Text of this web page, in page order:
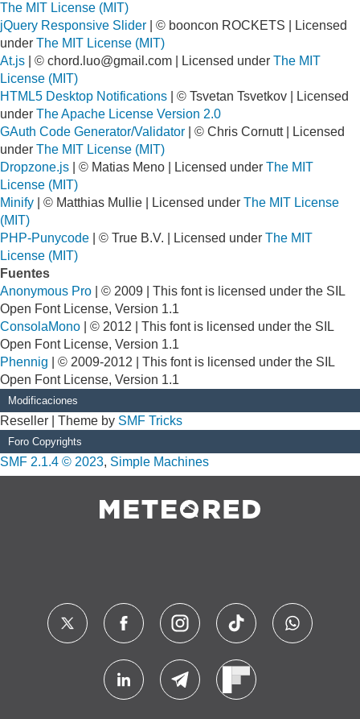
The MIT License (MIT)
jQuery Responsive Slider | © booncon ROCKETS | Licensed
under The MIT License (MIT)
At.js | © chord.luo@gmail.com | Licensed under The MIT
License (MIT)
HTML5 Desktop Notifications | © Tsvetan Tsvetkov | Licensed
under The Apache License Version 2.0
GAuth Code Generator/Validator | © Chris Cornutt | Licensed
under The MIT License (MIT)
Dropzone.js | © Matias Meno | Licensed under The MIT
License (MIT)
Minify | © Matthias Mullie | Licensed under The MIT License
(MIT)
PHP-Punycode | © True B.V. | Licensed under The MIT
License (MIT)
Fuentes
Anonymous Pro | © 2009 | This font is licensed under the SIL
Open Font License, Version 1.1
ConsolaMono | © 2012 | This font is licensed under the SIL
Open Font License, Version 1.1
Phennig | © 2009-2012 | This font is licensed under the SIL
Open Font License, Version 1.1
Modificaciones
Reseller | Theme by SMF Tricks
Foro Copyrights
SMF 2.1.4 © 2023, Simple Machines